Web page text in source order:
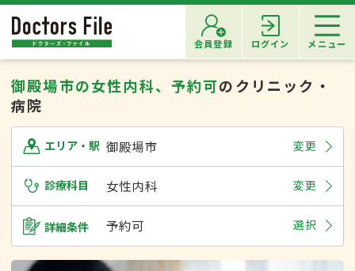
会員登録 ログイン メニュー
御殿場市の女性内科、予約可のクリニック・
病院
エリア・駅 御殿場市 変更
診療科目 女性内科 変更
詳細条件 予約可 選択